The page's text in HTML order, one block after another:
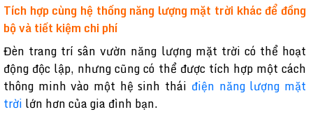
Tích hợp cùng hệ thống năng lượng mặt trời khác để đồng
bộ và tiết kiệm chi phí
Đèn trang trí sân vườn năng lượng mặt trời có thể hoạt
động độc lập, nhưng cũng có thể được tích hợp một cách
thông minh vào một hệ sinh thái điện năng lượng mặt
trời lớn hơn của gia đình bạn.